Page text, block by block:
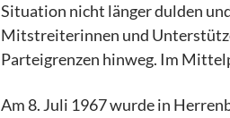
Situation nicht länger dulden
Mitstreiterinnen und
Parteigrenzen hinweg. Im
Am 8. Juli 1967 wurde in